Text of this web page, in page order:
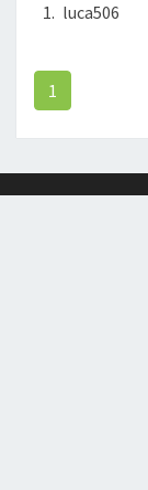
1. luca506
1